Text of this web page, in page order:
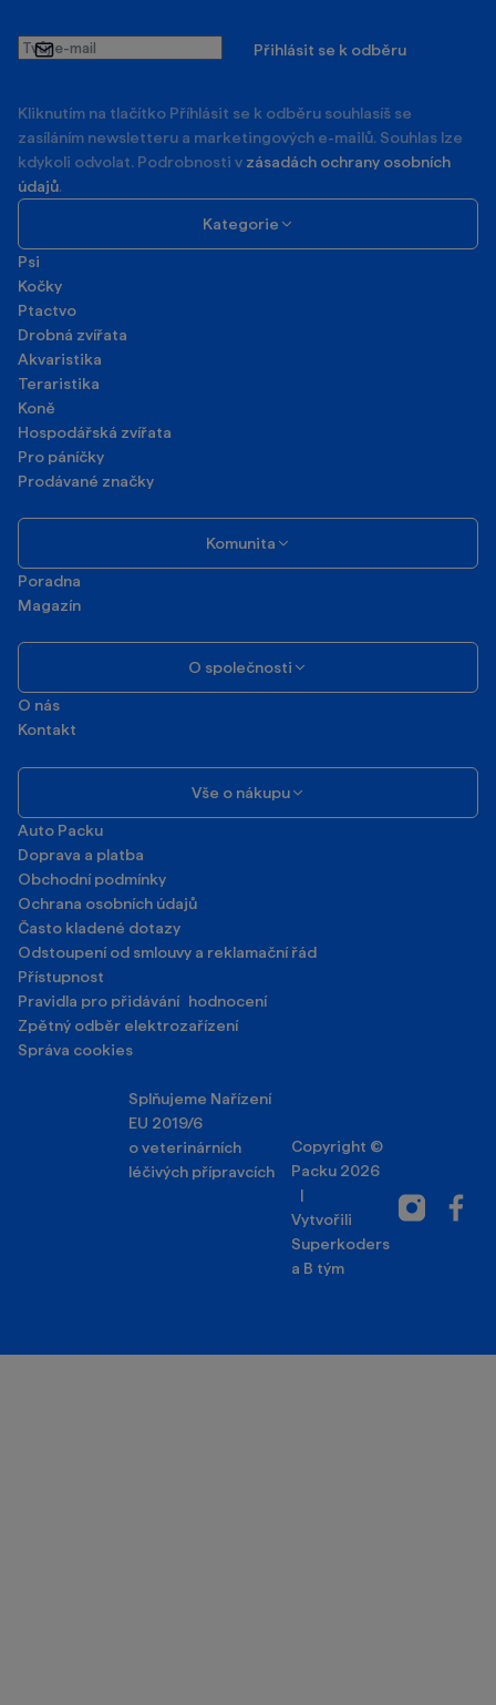
Tvůj
e-
Přihlásit se k odběru
Kliknutím na tlačítko Příhlásit se k odběru souhlasíš se
zasíláním newsletteru a marketingových e-mailů. Souhlas lze
kdykoli odvolat. Podrobnosti v zásadách ochrany osobních
údajů.
Kategorie
Psi
Kočky
Ptactvo
Drobná zvířata
Akvaristika
Teraristika
Koně
Hospodářská zvířata
Pro páníčky
Prodávané značky
Komunita
Poradna
Magazín
O společnosti
O nás
Kontakt
Vše o nákupu
Auto Packu
Doprava a platba
Obchodní podmínky
Ochrana osobních údajů
Často kladené dotazy
Odstoupení od smlouvy a reklamační řád
Přístupnost
Pravidla pro přidávání hodnocení
Zpětný odběr elektrozařízení
Správa cookies
Splňujeme Nařízení
EU 2019/6
o veterinárních
léčivých přípravcích
Copyright ©
Packu 2026
|
Vytvořili
Superkoders
a B tým
Instagram